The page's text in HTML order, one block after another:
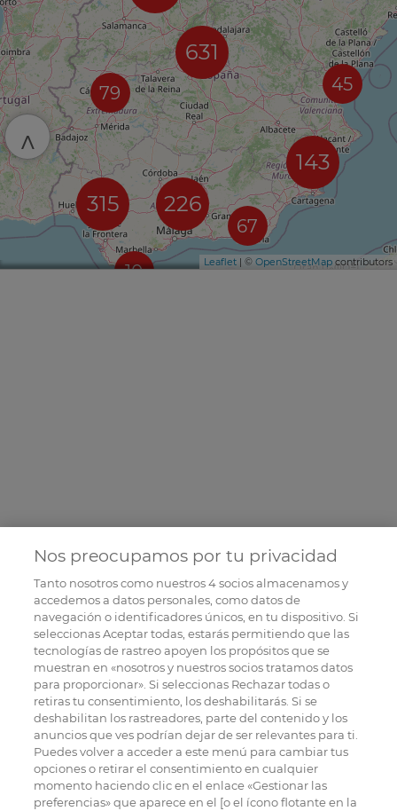
79
631
10
226
315
67
45
143
Leaflet | © OpenStreetMap contributors
^
Nos preocupamos por tu privacidad
Tanto nosotros como nuestros4socios almacenamos y
accedemos a datos personales, como datos de
navegación o identificadores únicos, en tu dispositivo. Si
seleccionas Aceptar todas, estarás permitiendo que las
tecnologías de rastreo apoyen los propósitos que se
muestran en «nosotros y nuestros socios tratamos datos
para proporcionar». Si seleccionas Rechazar todas o
retiras tu consentimiento, los deshabilitarás. Si se
deshabilitan los rastreadores, parte del contenido y los
anuncios que ves podrían dejar de ser relevantes para ti.
Puedes volver a acceder a este menú para cambiar tus
opciones o retirar el consentimiento en cualquier
momento haciendo clic en el enlace «Gestionar las
preferencias» que aparece en el [o el ícono flotante en la